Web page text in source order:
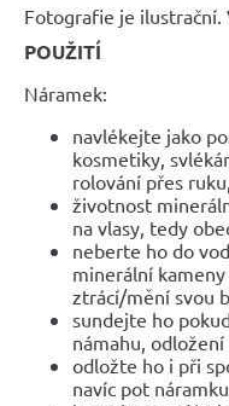
Fotografie je
POUŽITÍ
Náramek:
navlékejte jako
kosmetiky,
rolování přes
životnost
na vlasy, tedy
neberte ho do
minerální
ztrácí/mění svou
sundejte ho
námahu,
odložte ho i při
navíc pot